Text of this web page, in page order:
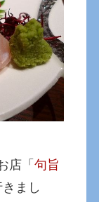
店「句旨
きまし